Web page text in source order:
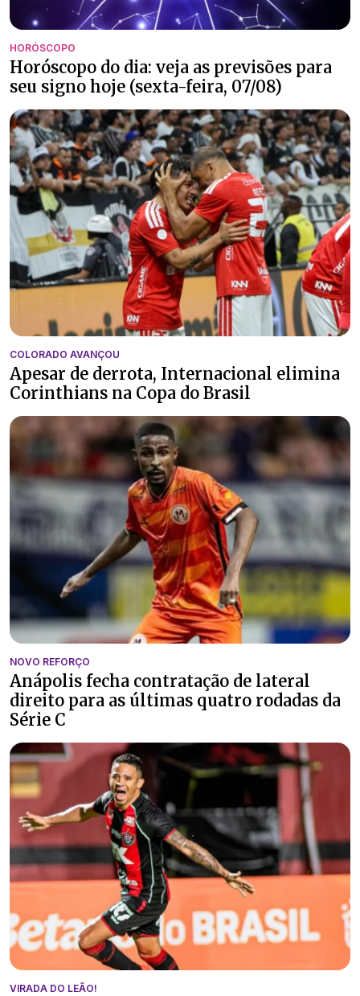
HORÓSCOPO
Horóscopo do dia: veja as previsões para
seu signo hoje (sexta-feira, 07/08)
COLORADO AVANÇOU
Apesar de derrota, Internacional elimina
Corinthians na Copa do Brasil
NOVO REFORÇO
Anápolis fecha contratação de lateral
direito para as últimas quatro rodadas da
Série C
VIRADA DO LEÃO!